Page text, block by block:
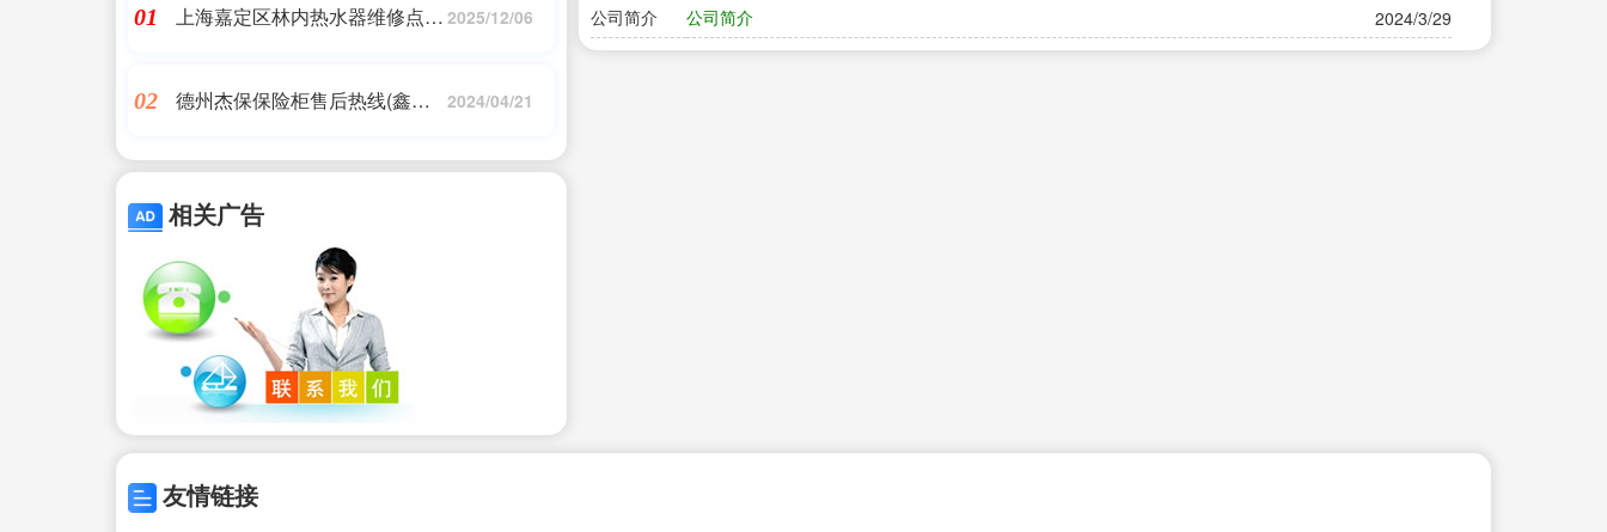
01
上海嘉定区林内热水器维修点
2025/12/06
02
德州杰保保险柜售后热线(鑫盛
工〔7x24小时)客服中心)
2024/04/21
相关广告
公司简介 公司简介 2024/3/29
友情链接